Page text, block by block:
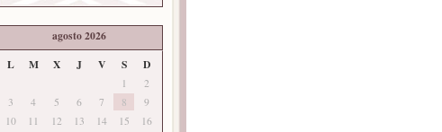
agosto 2026
L
M X J V S D
1
2
3
4 5 6 7 8
9
10
11 12 13 14 15
16